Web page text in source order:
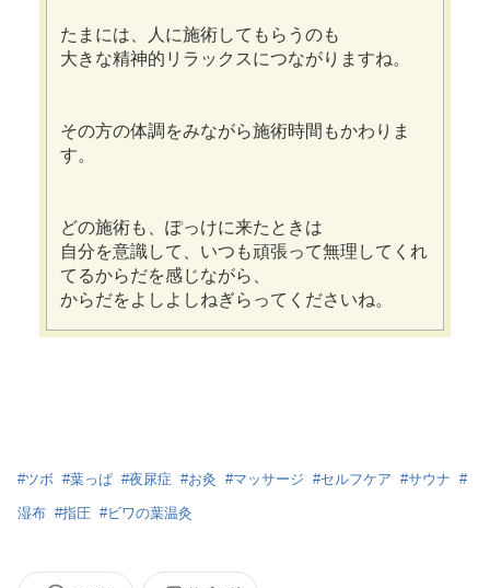
たまには、人に施術してもらうのも
大きな精神的リラックスにつながりますね。
その方の体調をみながら施術時間もかわりま
す。
どの施術も、ぽっけに来たときは
自分を意識して、いつも頑張って無理してくれ
てるからだを感じながら、
からだをよしよしねぎらってくださいね。
#ツボ #葉っぱ #夜尿症 #お灸 #マッサージ #セルフケア #サウナ #
湿布 #指圧 #ビワの葉温灸